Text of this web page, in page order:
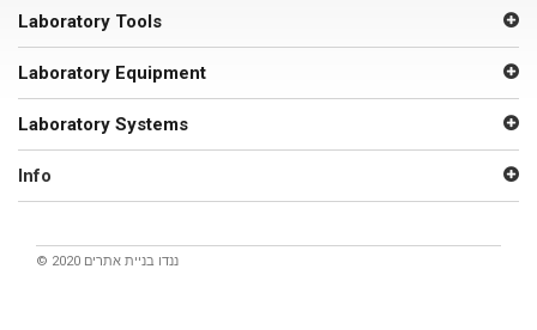
Laboratory Tools
Laboratory Equipment
© 2020 ננדו בניית אתרים
Laboratory Systems
Info